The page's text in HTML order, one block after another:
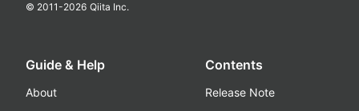
© 2011-2026 Qiita Inc.
Guide & Help
About
Contents
Release Note